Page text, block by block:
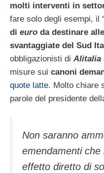
molti interventi in
fare solo degli esempi, il “
di euro da destinare
svantaggiate del Sud
obbligazionisti di Alitalia
misure sui canoni
quote latte. Molto chiare
parole del presidente
Non saranno
emendamenti che
effetto diretto di